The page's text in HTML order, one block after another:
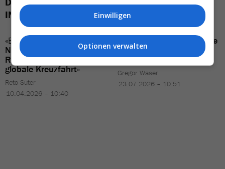
INTERESSIEREN
«EinDurchbruch
Norwegen
– und ein
Reality-Checkfür die
globale Kreuzfahrt»
Reto Suter
10.04.2026 – 10:40
«KI-Tools
Dinge
zusammen, da wird ein
Haufen halluziniert»
Gregor Waser
23.07.2026 – 10:51
Einwilligen
Optionen verwalten